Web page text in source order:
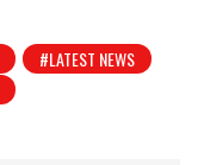
#LATEST NEWS